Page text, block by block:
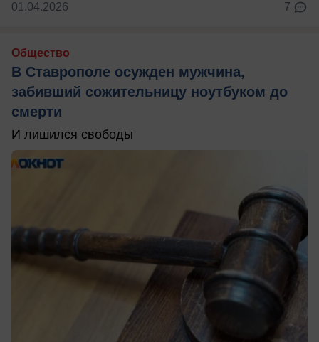
01.04.2026 7
Общество
В Ставрополе осужден мужчина,
забивший сожительницу ноутбуком до
смерти
И лишился свободы